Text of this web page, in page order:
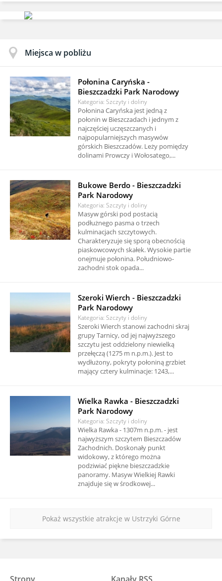
Miejsca w pobliżu
Połonina Caryńska -
Bieszczadzki Park Narodowy
Kategoria: Szczyty i doliny
Połonina Caryńska jest jedną z
połonin w Bieszczadach i jednym z
najczęściej uczęszczanych i
najpopularniejszych masywów
górskich Bieszczadów. Leży pomiędzy
dolinami Prowczy i Wołosatego,...
Bukowe Berdo - Bieszczadzki
Park Narodowy
Kategoria: Szczyty i doliny
Masyw górski pod postacią
podłużnego pasma o trzech
kulminacjach szczytowych.
Charakteryzuje się sporą obecnością
piaskowcowych skałek. Wysokie partie
onejmuje połonina. Południowo-
zachodni stok opada...
Szeroki Wierch - Bieszczadzki
Park Narodowy
Kategoria: Szczyty i doliny
Szeroki Wierch stanowi zachodni skraj
grupy Tarnicy, od jej najwyższego
szczytu jest oddzielony niewielką
przełęczą (1275 m n.p.m.). Jest to
wydłużony, pokryty połoniną grzbiet
mający cztery kulminacje: 1243,...
Wielka Rawka - Bieszczadzki
Park Narodowy
Kategoria: Szczyty i doliny
Wielka Rawka - 1307m n.p.m. - jest
najwyższym szczytem Bieszczadów
Zachodnich. Doskonały punkt
widokowy, z którego można
podziwiać piękne bieszczadzkie
panoramy. Masyw Wielkiej Rawki
znajduje się w środkowej...
Pokaż wszystkie atrakcje w Ustrzyki Górne